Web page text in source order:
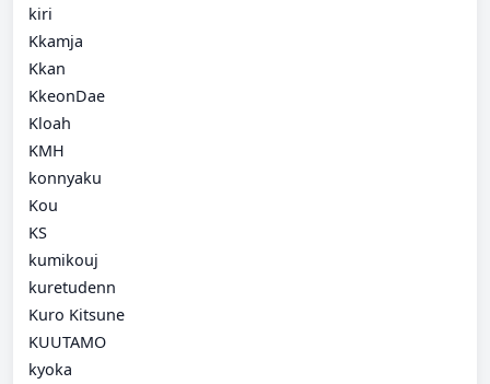
kiri
Kkamja
Kkan
KkeonDae
Kloah
KMH
konnyaku
Kou
KS
kumikouj
kuretudenn
Kuro Kitsune
KUUTAMO
kyoka